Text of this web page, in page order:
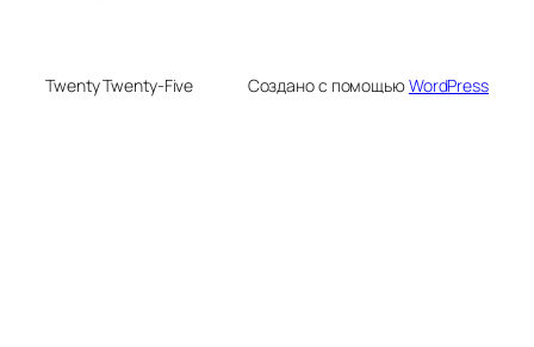
Twenty Twenty-Five Создано с помощьюWordPress